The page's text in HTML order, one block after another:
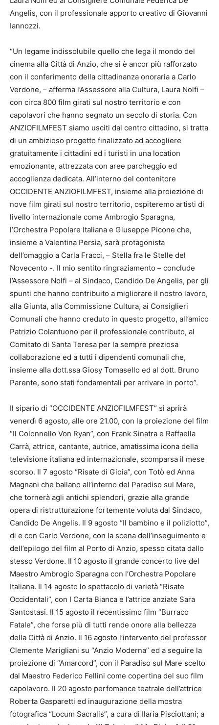
Angelis, con il professionale apporto creativo di Giovanni
Iannozzi.
“Un legame indissolubile quello che lega il mondo del
cinema alla Città di Anzio, che si è ancor più rafforzato
con il conferimento della cittadinanza onoraria a Carlo
Verdone, – afferma l’Assessore alla Cultura, Laura Nolfi –
con circa 800 film girati sul nostro territorio e con
capolavori che hanno segnato un secolo di storia. Con
ANZIOFILMFEST siamo usciti dal centro cittadino, si tratta
di un ambizioso progetto finalizzato ad accogliere
gratuitamente i cittadini ed i turisti in una location
emozionante, attrezzata con aree parcheggio ed
accoglienza dedicata. All’interno del contenitore
OCCIDENTE ANZIOFILMFEST, insieme alla proiezione di
nove film girati sul nostro territorio, ospiteremo artisti di
livello internazionale come Ambrogio Sparagna,
l’Orchestra Popolare Italiana e Giuseppe Picone che,
insieme a Valentina Persia, sarà protagonista
dell’omaggio a Carla Fracci, – Stella fra le Stelle del
Novecento -. Il mio sentito ringraziamento – conclude
l’Assessore Nolfi – al Sindaco, Candido De Angelis, per gli
spunti che hanno contribuito a migliorare il nostro lavoro,
alla Giunta, alla Commissione Cultura, ai Consiglieri
Comunali che hanno creduto in questo progetto, all’amico
Patrizio Colantuono per il professionale contributo, al
Comitato di Santa Teresa per la sempre preziosa
collaborazione ed a tutti i dipendenti comunali che,
insieme alla dott.ssa Giosy Tomasello ed al dott. Bruno
Parente, sono stati fondamentali per arrivare in porto”.
Il sipario di “OCCIDENTE ANZIOFILMFEST” si aprirà
venerdì 6 agosto, alle ore 21.00, con la proiezione del film
“Il Colonnello Von Ryan”, con Frank Sinatra e Raffaella
Carrà, attrice, cantante, autrice, amatissima icona della
televisione italiana ed internazionale, scomparsa il mese
scorso. Il 7 agosto “Risate di Gioia”, con Totò ed Anna
Magnani che ballano all’interno del Paradiso sul Mare,
che tornerà agli antichi splendori, grazie alla grande
opera di ristrutturazione fortemente voluta dal Sindaco,
Candido De Angelis. Il 9 agosto “Il bambino e il poliziotto”,
di e con Carlo Verdone, con la scena dell’inseguimento e
dell’epilogo del film al Porto di Anzio, spesso citata dallo
stesso Verdone. Il 10 agosto il grande concerto live del
Maestro Ambrogio Sparagna con l’Orchestra Popolare
Italiana. Il 14 agosto lo spettacolo di varietà “Risate
Occidentali”, con I Carta Bianca e l’attrice anziate Sara
Santostasi. Il 15 agosto il recentissimo film “Burraco
Fatale”, che forse più di tutti rende onore alla bellezza
della Città di Anzio. Il 16 agosto l’intervento del professor
Clemente Marigliani su “Anzio Moderna” ed a seguire la
proiezione di “Amarcord”, con il Paradiso sul Mare scelto
dal Maestro Federico Fellini come copertina del suo film
capolavoro. Il 20 agosto perfomance teatrale dell’attrice
Roberta Gasparetti ed inaugurazione della mostra
fotografica “Locum Sacralis”, a cura di Ilaria Pisciottani; a